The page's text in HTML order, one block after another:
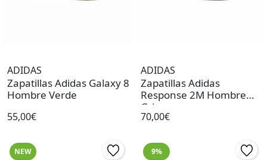
ADIDAS
Zapatillas Adidas Galaxy 8
Hombre Verde
55,00€
ADIDAS
Zapatillas Adidas
Response 2M Hombre
Gris
70,00€
NEW
9%